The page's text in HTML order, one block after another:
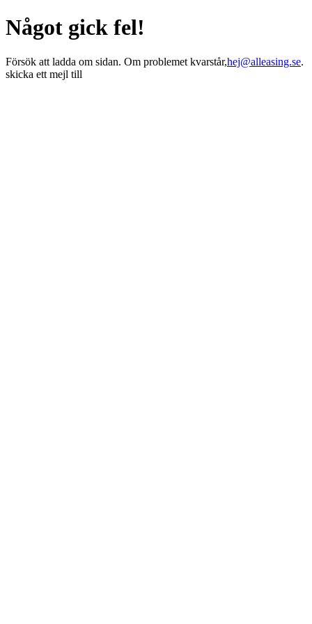
Något gick fel!
Försök att ladda om sidan. Om problemet kvarstår,hej@alleasing.se.
skicka ett mejl till